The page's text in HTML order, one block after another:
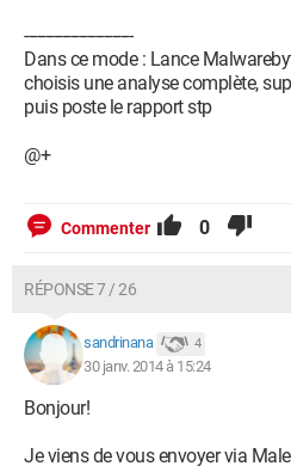
--------------------------
Dans ce mode : Lance
choisis une analyse complète,
puis poste le rapport stp
@+
Commenter 0
RÉPONSE 7 / 26
sandrinana 4
30 janv. 2014 à 15:24
Bonjour!
Je viens de vous envoyer via